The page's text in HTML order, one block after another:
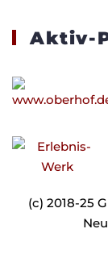
Aktiv-
(c) 2018-25